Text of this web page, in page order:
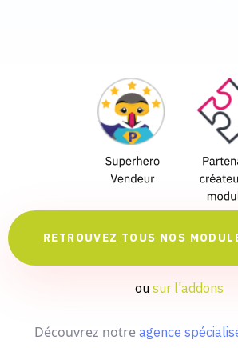
RETROUVEZ TOUS NOS
ou sur l'addons
Découvrez notre agence